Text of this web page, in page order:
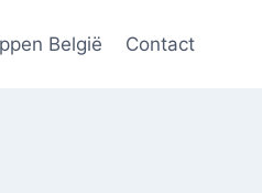
België Contact